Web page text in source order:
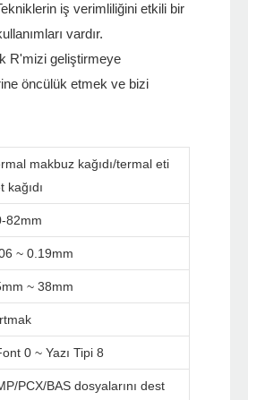
iş verimliliğini etkili bir
vardır.
R'mizi geliştirmeye
öncülük etmek ve bizi
makbuz kağıdı/termal eti
kağıdı
82mm
~ 0.19mm
~ 38mm
0 ~ Yazı Tipi 8
PCX/BAS dosyalarını dest